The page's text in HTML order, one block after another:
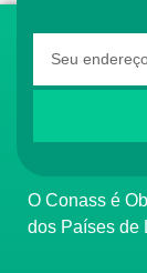
O Conass é Observador Consultivo da Comunidade
dos Países de